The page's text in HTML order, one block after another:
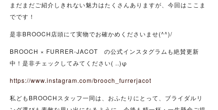
まだまだご紹介しきれない魅力はたくさんありますが、今回はここま
でです！
是非BROOCH店頭にて実物でお確かめくださいませ(^^)/
BROOCH × FURRER-JACOT の公式インスタグラムも絶賛更新
中！是非チェックしてみてください( ..)φ
https://www.instagram.com/brooch_furrerjacot
私どもBROOCHスタッフ一同は、おふたりにとって、ブライダルリ